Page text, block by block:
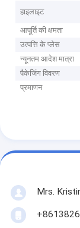
हाइलाइट
आपूर्ति की क्षमता
उत्पत्ति के प्लेस
न्यूनतम आदेश मात्रा
पैकेजिंग विवरण
प्रमाणन
Mrs.